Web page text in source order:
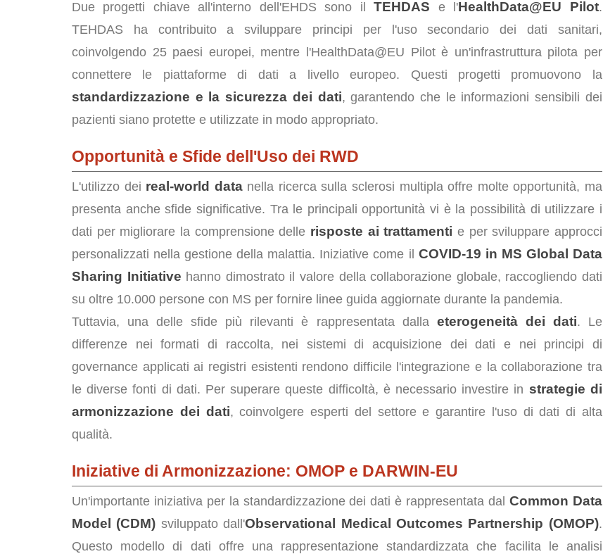
Due progetti chiave all'interno dell'EHDS sono ilTEHDAS e l'HealthData@EU Pilot.
TEHDAS ha contribuito a sviluppare principi per l'uso secondario dei dati sanitari,
coinvolgendo 25 paesi europei, mentre l'HealthData@EU Pilot è un'infrastruttura pilota per
connettere le piattaforme di dati a livello europeo. Questi progetti promuovono la
standardizzazione e la sicurezza dei dati, garantendo che le informazioni sensibili dei
pazienti siano protette e utilizzate in modo appropriato.
Opportunità e Sfide dell'Uso dei RWD
L'utilizzo dei real-world datanella ricerca sulla sclerosi multipla offre molte opportunità, ma
presenta anche sfide significative. Tra le principali opportunità vi è la possibilità di utilizzare i
dati per migliorare la comprensione delle risposte ai trattamenti e per sviluppare approcci
personalizzati nella gestione della malattia. Iniziative come il COVID-19 in MS Global Data
Sharing Initiative hanno dimostrato il valore della collaborazione globale, raccogliendo dati
su oltre 10.000 persone con MS per fornire linee guida aggiornate durante la pandemia.
Tuttavia, una delle sfide più rilevanti è rappresentata dalla eterogeneità dei dati. Le
differenze nei formati di raccolta, nei sistemi di acquisizione dei dati e nei principi di
governance applicati ai registri esistenti rendono difficile l'integrazione e la collaborazione tra
le diverse fonti di dati. Per superare queste difficoltà, è necessario investire in strategie di
armonizzazione dei dati, coinvolgere esperti del settore e garantire l'uso di dati di alta
qualità.
Iniziative di Armonizzazione: OMOP e DARWIN-EU
Un'importante iniziativa per la standardizzazione dei dati è rappresentata dal Common Data
Model (CDM) sviluppato dall'Observational Medical Outcomes Partnership (OMOP).
Questo modello di dati offre una rappresentazione standardizzata che facilita le analisi